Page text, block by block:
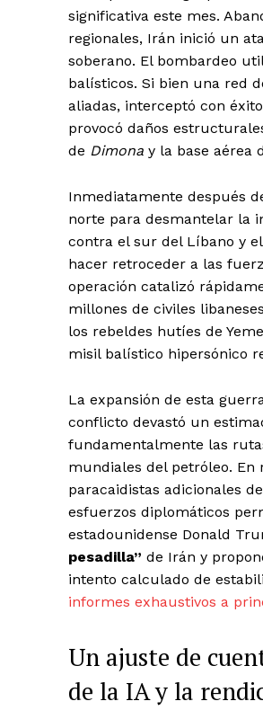
significativa este mes.
regionales, Irán inició un
soberano. El bombardeo
balísticos. Si bien una red
aliadas, interceptó con
provocó daños
de Dimona y la base aérea
Inmediatamente después
norte para desmantelar la
contra el sur del Líbano y
hacer retroceder a las
operación catalizó
millones de civiles
los rebeldes hutíes de
misil balístico hipersónico
La expansión de esta
conflicto devastó un
fundamentalmente las
mundiales del petróleo. En
paracaidistas adicionales
esfuerzos diplomáticos
estadounidense Donald
pesadilla” de Irán y
intento calculado de
informes exhaustivos a
Un ajuste de
de la IA y la